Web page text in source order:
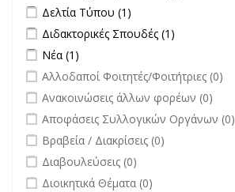
Apply Δελτία Τύπου filter
Δελτία Τύπου (1)
Apply Διδακτορικές Σπουδές filter
Διδακτορικές Σπουδές (1)
Apply Νέα filter
Νέα (1)
undefined
Αλλοδαποί Φοιτητές/Φοιτήτριες (0)
undefined
Ανακοινώσεις άλλων φορέων (0)
undefined
Αποφάσεις Συλλογικών Οργάνων (0)
undefined
Βραβεία / Διακρίσεις (0)
undefined
Διαβουλεύσεις (0)
undefined
Διοικητικά Θέματα (0)